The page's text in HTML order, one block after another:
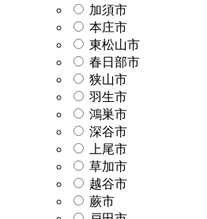
加須市
本庄市
東松山市
春日部市
狭山市
羽生市
鴻巣市
深谷市
上尾市
草加市
越谷市
蕨市